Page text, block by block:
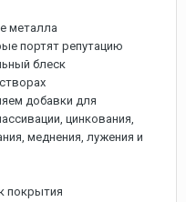
металла
портят репутацию
блеск
добавки для
цинкования,
меднения, лужения и
покрытия